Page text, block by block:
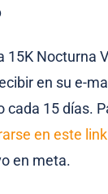
15K Nocturna
en su e-
cada 15 días.
en este link
en meta.